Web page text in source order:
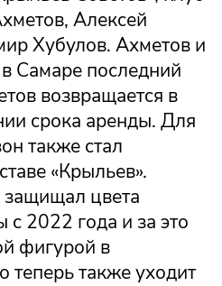
Алексей
Хубулов. Ахметов и
Самаре последний
возвращается в
срока аренды. Для
также стал
«Крыльев».
цвета
2022 года и за это
фигурой в
теперь также уходит